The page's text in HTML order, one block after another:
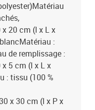
20 cm (l x L x
:
de remplissage :
5 cm (l x L x
: tissu (100 %
x 30 cm (l x P x